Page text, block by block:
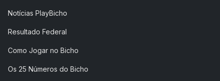
Notícias PlayBicho
Resultado Federal
Como Jogar no Bicho
Os 25 Números do Bicho